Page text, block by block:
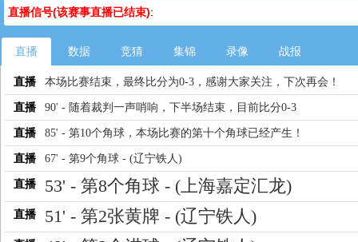
直播信号(该赛事直播已结束):
直播 数据 竞猜 集锦 录像 战报
直播 本场比赛结束，最终比分为0-3，感谢大家关注，下次再会！
直播 90' - 随着裁判一声哨响，下半场结束，目前比分0-3
直播 85' - 第10个角球，本场比赛的第十个角球已经产生！
直播 67' - 第9个角球 - (辽宁铁人)
直播 53' - 第8个角球 - (上海嘉定汇龙)
直播 51' - 第2张黄牌 - (辽宁铁人)